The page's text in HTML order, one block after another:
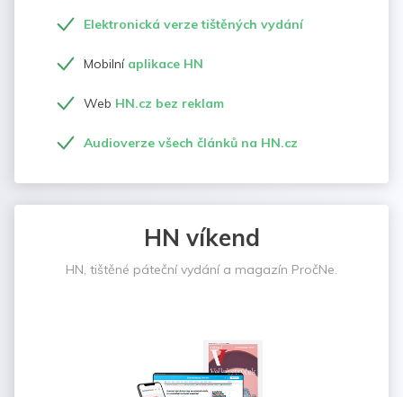
Elektronická verze tištěných vydání
Mobilní aplikace HN
Web HN.cz bez reklam
Audioverze všech článků na HN.cz
HN víkend
HN, tištěné páteční vydání a magazín PročNe.